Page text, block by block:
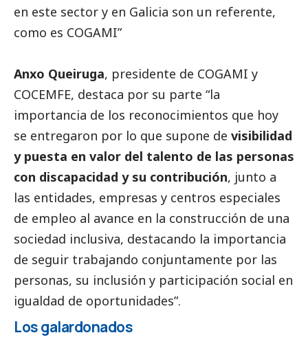
en este sector y en Galicia son un referente,
como es COGAMI”
Anxo Queiruga, presidente de COGAMI y
COCEMFE, destaca por su parte “la
importancia de los reconocimientos que hoy
se entregaron por lo que supone de visibilidad
y puesta en valor del talento de las personas
con discapacidad y su contribución, junto a
las entidades, empresas y centros especiales
de empleo al avance en la construcción de una
sociedad inclusiva, destacando la importancia
de seguir trabajando conjuntamente por las
personas, su inclusión y participación social en
igualdad de oportunidades”.
Los galardonados